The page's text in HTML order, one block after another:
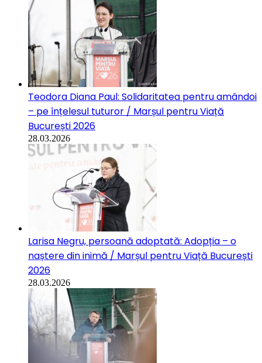
Teodora Diana Paul: Solidaritatea pentru amândoi
– pe înțelesul tuturor / Marșul pentru Viață
București 2026
28.03.2026
Larisa Negru, persoană adoptată: Adopția – o
naștere din inimă / Marșul pentru Viață București
2026
28.03.2026